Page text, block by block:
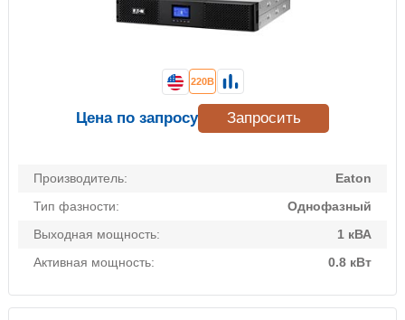
Производитель:
Eaton
Тип фазности:
Однофазный
Выходная мощность:
1 кВА
Активная мощность:
0.8 кВт
220В
Цена по запросу Запросить